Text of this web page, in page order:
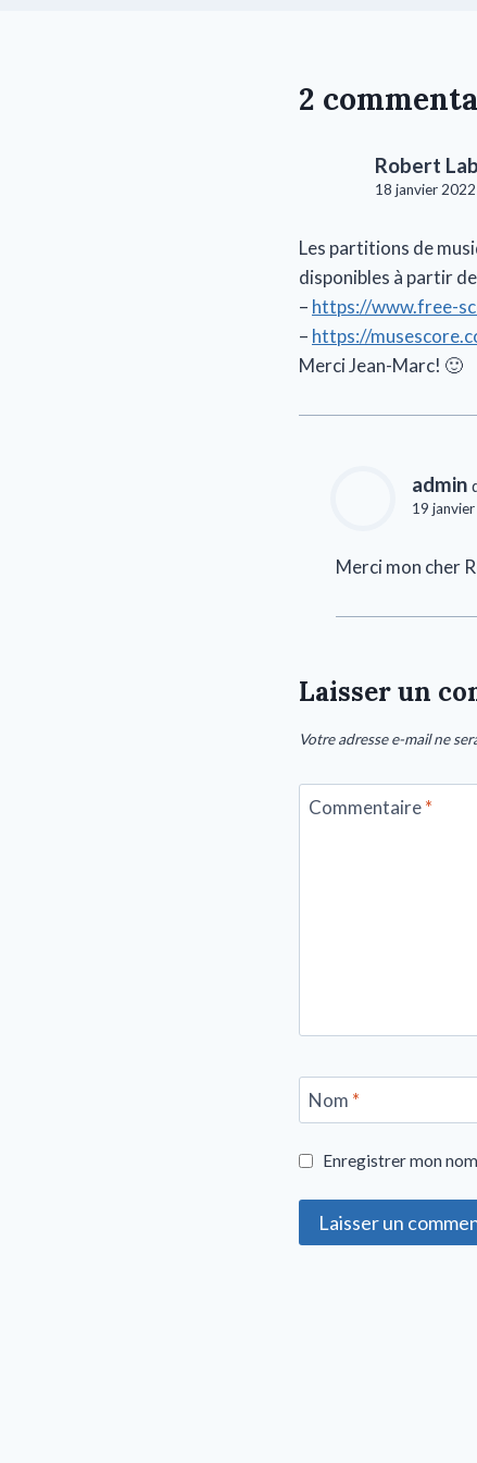
2
Robert
18 janvier
Les partitions de
disponibles à partir
– https://www.free-
– https://
Merci Jean-Marc! 🙂
admin
19
Merci mon cher
Laisser un
Votre adresse e-mail ne
Commentaire*
Nom *
Enregistrer mon